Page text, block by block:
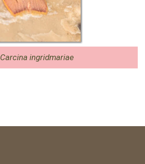
Carcina ingridmariae